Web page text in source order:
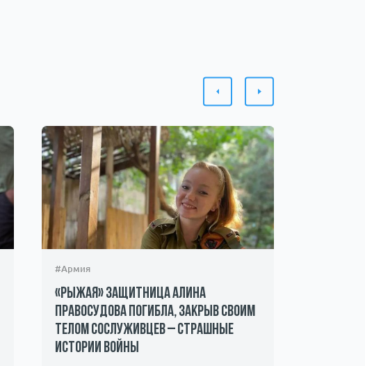
#Армия
«Рыжая» защитница Алина
Правосудова погибла, закрыв своим
телом сослуживцев – страшные
истории войны